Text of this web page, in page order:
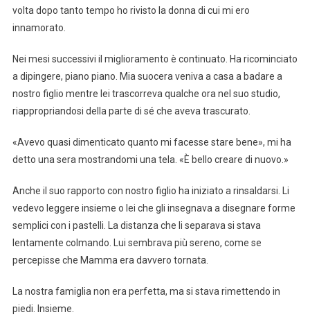
volta dopo tanto tempo ho rivisto la donna di cui mi ero
innamorato.
Nei mesi successivi il miglioramento è continuato. Ha ricominciato
a dipingere, piano piano. Mia suocera veniva a casa a badare a
nostro figlio mentre lei trascorreva qualche ora nel suo studio,
riappropriandosi della parte di sé che aveva trascurato.
«Avevo quasi dimenticato quanto mi facesse stare bene», mi ha
detto una sera mostrandomi una tela. «È bello creare di nuovo.»
Anche il suo rapporto con nostro figlio ha iniziato a rinsaldarsi. Li
vedevo leggere insieme o lei che gli insegnava a disegnare forme
semplici con i pastelli. La distanza che li separava si stava
lentamente colmando. Lui sembrava più sereno, come se
percepisse che Mamma era davvero tornata.
La nostra famiglia non era perfetta, ma si stava rimettendo in
piedi. Insieme.